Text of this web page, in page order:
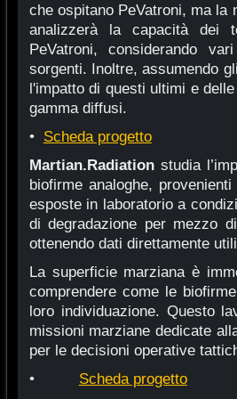
che ospitano PeVatroni, ma la
analizzerà la capacità dei
PeVatroni, considerando
sorgenti. Inoltre, assumendo
l'impatto di questi ultimi e
gamma diffusi.
• Scheda progetto
Martian.Radiationstudia
biofirme analoghe,
esposte in laboratorio a
di degradazione per mezzo
ottenendo dati direttamente
La superficie marziana è
comprendere come le
loro individuazione. Questo
missioni marziane dedicate
per le decisioni operative
• Scheda progetto